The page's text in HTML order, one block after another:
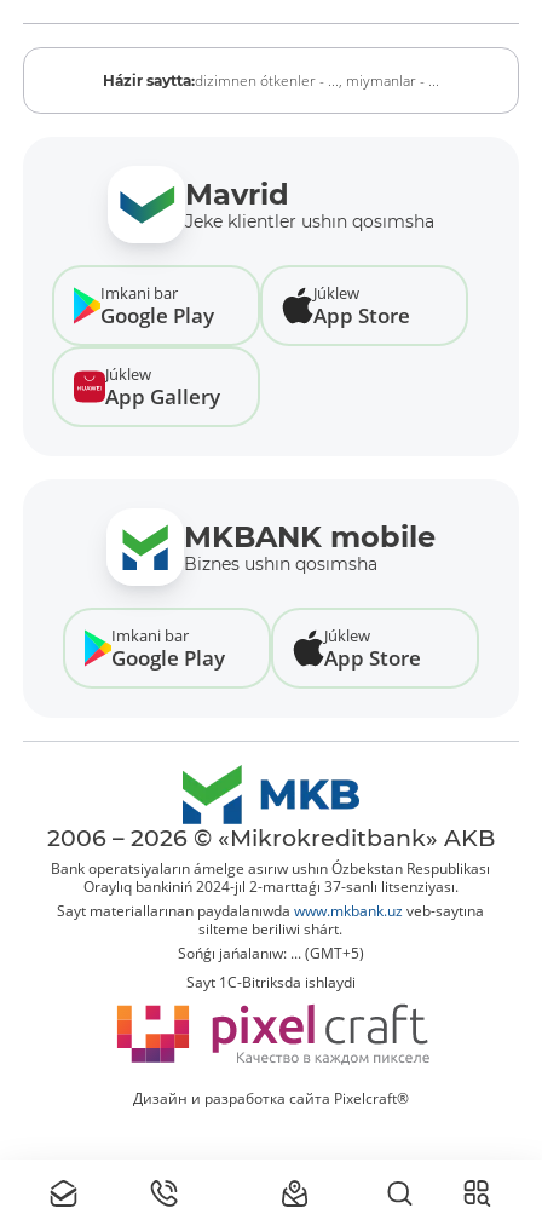
Házir saytta:dizimnen ótkenler - ..., miymanlar - ...
Mavrid
Jeke klientler ushın qosımsha
Imkani bar
Google Play
Júklew
App Store
Júklew
App Gallery
MKBANK mobile
Biznes ushın qosımsha
Imkani bar
Google Play
Júklew
App Store
2006 – 2026 © «Mikrokreditbank» AKB
Bank operatsiyaların ámelge asırıw ushın Ózbekstan Respublikası
Oraylıq bankiniń 2024-jıl 2-marttaǵı 37-sanlı litsenziyası.
Sayt materiallarınan paydalanıwdawww.mkbank.uz veb-saytına
silteme beriliwi shárt.
Sońǵı jańalanıw: ... (GMT+5)
Sayt 1C-Bitriksda ishlaydi
Дизайн и разработка сайта Pixelcraft®